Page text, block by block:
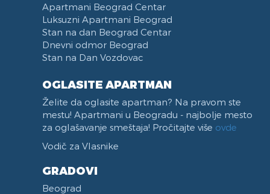
Apartmani Beograd Centar
Luksuzni Apartmani Beograd
Stan na dan Beograd Centar
Dnevni odmor Beograd
Stan na Dan Vozdovac
OGLASITE APARTMAN
Želite da oglasite apartman? Na pravom ste
mestu! Apartmani u Beogradu - najbolje mesto
za oglašavanje smeštaja! Pročitajte više ovde
Vodič za Vlasnike
GRADOVI
Beograd